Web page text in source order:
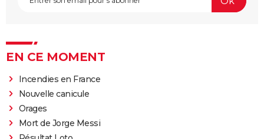
EN CE MOMENT
Incendies en France
Nouvelle canicule
Orages
Mort de Jorge Messi